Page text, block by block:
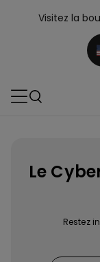
Le
Restez
Visitez la